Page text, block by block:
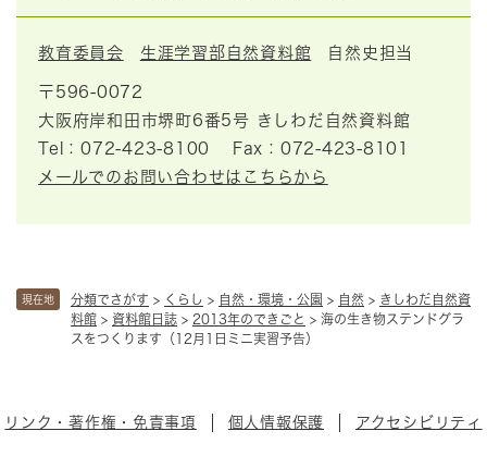
現在地 分類でさがす > くらし > 自然・環境・公園 > 自然 > きしわだ自然資
料館 > 資料館日誌 > 2013年のできごと > 海の生き物ステンドグラ
スをつくります（12月1日ミニ実習予告）
教育委員会 生涯学習部自然資料館 自然史担当
〒596-0072
大阪府岸和田市堺町6番5号 きしわだ自然資料館
Tel：072-423-8100
Fax：072-423-8101
メールでのお問い合わせはこちらから
リンク・著作権・免責事項 個人情報保護 アクセシビリティ